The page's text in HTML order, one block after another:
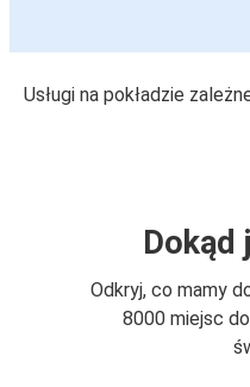
Usługi na pokładzie
Dokąd
Odkryj, co mamy
8000 miejsc